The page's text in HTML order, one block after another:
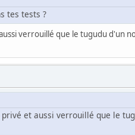
tes tests ?
verrouillé que le tugudu d'un
et aussi verrouillé que le